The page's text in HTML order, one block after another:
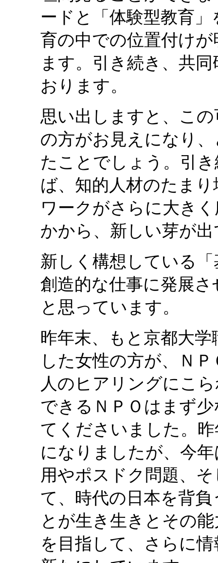
ードと「体験型教育
育の中での位置付け
ます。引き続き、共
おります。
思い出しますと、こ
の方がお見えになり
たことでしょう。引
ば、知的人材のたま
ワークがさらに大き
かから、新しい芽が
新しく構想している
創造的な仕事に発展
と思っています。
昨年末、もと京都大
した女性の方が、Ｎ
人のヒアリングにこ
できるＮＰＯはまず
てくださいました。
になりましたが、今
用やポスドク問題、
て、時代の日本を背
とが生き生きとその
を目指して、さらに